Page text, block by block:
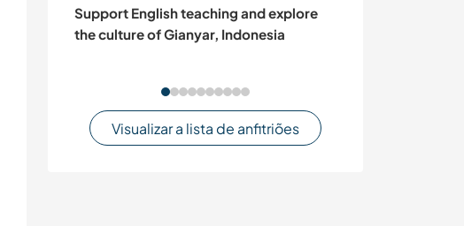
Support English teaching and explore
the culture of Gianyar, Indonesia
Visualizar a lista de anfitriões